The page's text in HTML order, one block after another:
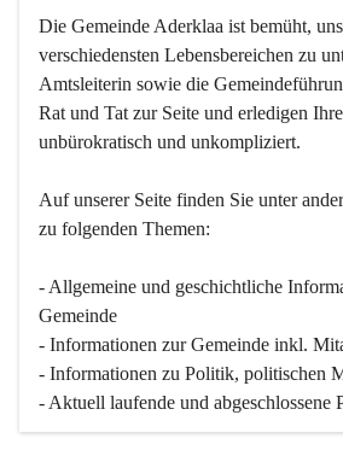
Die Gemeinde Aderklaa ist bemüht,
verschiedensten Lebensbereichen zu
Amtsleiterin sowie die
Rat und Tat zur Seite und erledigen
unbürokratisch und unkompliziert.
Auf unserer Seite finden Sie un­ter
zu folgenden Themen:
- Allgemeine und geschichtliche
Gemeinde
- Informationen zur Gemeinde inkl.
- Informationen zu Politik, politischen
- Aktuell laufende und abgeschlossene